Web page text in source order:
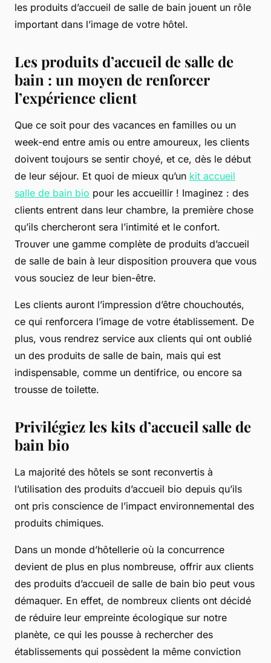
les produits d’accueil de salle de bain jouent un rôle
important dans l’image de votre hôtel.
Les produits d’accueil de salle de
bain : un moyen de renforcer
l’expérience client
Que ce soit pour des vacances en familles ou un
week-end entre amis ou entre amoureux, les clients
doivent toujours se sentir choyé, et ce, dès le début
de leur séjour. Et quoi de mieux qu’un kit accueil
salle de bain bio pour les accueillir ! Imaginez : des
clients entrent dans leur chambre, la première chose
qu’ils chercheront sera l’intimité et le confort.
Trouver une gamme complète de produits d’accueil
de salle de bain à leur disposition prouvera que vous
vous souciez de leur bien-être.
Les clients auront l’impression d’être chouchoutés,
ce qui renforcera l’image de votre établissement. De
plus, vous rendrez service aux clients qui ont oublié
un des produits de salle de bain, mais qui est
indispensable, comme un dentifrice, ou encore sa
trousse de toilette.
Privilégiez les kits d’accueil salle de
bain bio
La majorité des hôtels se sont reconvertis à
l’utilisation des produits d’accueil bio depuis qu’ils
ont pris conscience de l’impact environnemental des
produits chimiques.
Dans un monde d’hôtellerie où la concurrence
devient de plus en plus nombreuse, offrir aux clients
des produits d’accueil de salle de bain bio peut vous
démaquer. En effet, de nombreux clients ont décidé
de réduire leur empreinte écologique sur notre
planète, ce qui les pousse à rechercher des
établissements qui possèdent la même conviction